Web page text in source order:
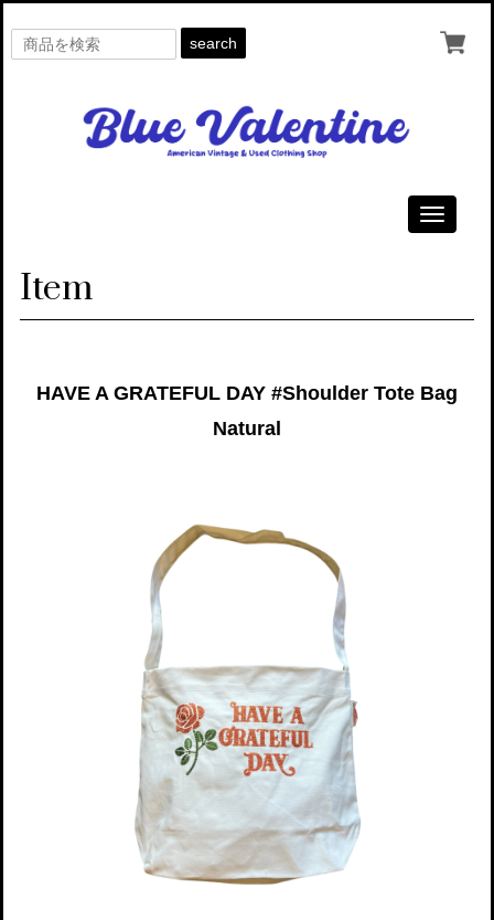
search
Toggle
Item
HAVE A GRATEFUL DAY #Shoulder Tote Bag
Natural